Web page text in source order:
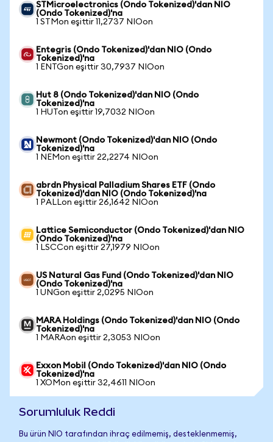
STMicroelectronics (Ondo Tokenized)'dan NIO
(Ondo Tokenized)'na
1 STMon eşittir 11,2737 NIOon
Entegris (Ondo Tokenized)'dan NIO (Ondo
Tokenized)'na
1 ENTGon eşittir 30,7937 NIOon
Hut 8 (Ondo Tokenized)'dan NIO (Ondo
Tokenized)'na
1 HUTon eşittir 19,7032 NIOon
Newmont (Ondo Tokenized)'dan NIO (Ondo
Tokenized)'na
1 NEMon eşittir 22,2274 NIOon
abrdn Physical Palladium Shares ETF (Ondo
Tokenized)'dan NIO (Ondo Tokenized)'na
1 PALLon eşittir 26,1642 NIOon
Lattice Semiconductor (Ondo Tokenized)'dan NIO
(Ondo Tokenized)'na
1 LSCCon eşittir 27,1979 NIOon
US Natural Gas Fund (Ondo Tokenized)'dan NIO
(Ondo Tokenized)'na
1 UNGon eşittir 2,0295 NIOon
MARA Holdings (Ondo Tokenized)'dan NIO (Ondo
Tokenized)'na
1 MARAon eşittir 2,3053 NIOon
Exxon Mobil (Ondo Tokenized)'dan NIO (Ondo
Tokenized)'na
1 XOMon eşittir 32,4611 NIOon
Sorumluluk Reddi
Bu ürün NIO tarafından ihraç edilmemiş, desteklenmemiş,